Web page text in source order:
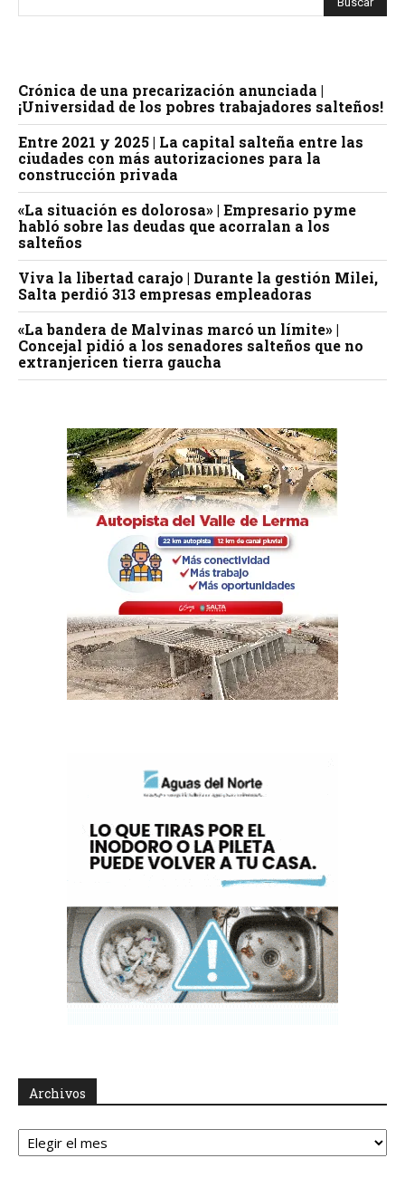
Crónica de una precarización anunciada |
¡Universidad de los pobres trabajadores salteños!
Entre 2021 y 2025 | La capital salteña entre las
ciudades con más autorizaciones para la
construcción privada
«La situación es dolorosa» | Empresario pyme
habló sobre las deudas que acorralan a los
salteños
Viva la libertad carajo | Durante la gestión Milei,
Salta perdió 313 empresas empleadoras
«La bandera de Malvinas marcó un límite» |
Concejal pidió a los senadores salteños que no
extranjericen tierra gaucha
Archivos
Archivos